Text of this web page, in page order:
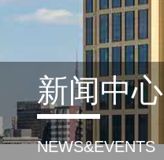
新闻中心
NEWS&EVENTS